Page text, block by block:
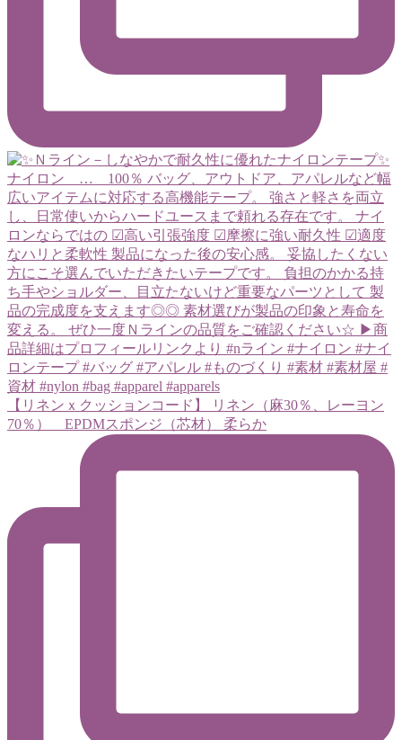
【リネンｘクッションコード】 リネン（麻30％、レーヨン
70％） EPDMスポンジ（芯材） 柔らか